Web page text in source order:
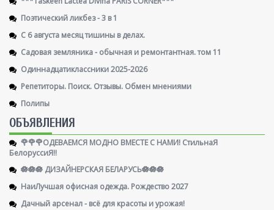
Поэтический ликбез - 3 в 1
С 6 августа месяц тишины в делах.
Садовая земляника - обычная и ремонтантная. том 11
Одиннадцатиклассники 2025-2026
Репетиторы. Поиск. Отзывы. Обмен мнениями
Полипы
ОБЪЯВЛЕНИЯ
🌹🌹🌹ОДЕВАЕМСЯ МОДНО ВМЕСТЕ С НАМИ! СтильнаЯ
БелоруссиЯ‼
🪷🪷🪷 ДИЗАЙНЕРСКАЯ БЕЛАРУСЬ🪷🪷🪷
НаиЛучшая офисная одежда. Рождество 2027
Дачный арсенал - всё для красоты и урожая!